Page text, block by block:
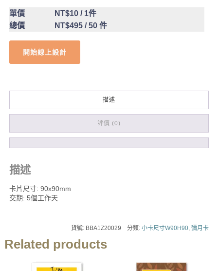
單價 NT$10/ 1件
總價
NT$495/ 50 件
開始線上設計
描述
評價 (0)
描述
卡片尺寸: 90x90mm
交期: 5個工作天
貨號: BBA1Z20029 分類:小卡尺寸W90H90,彌月卡
Related products